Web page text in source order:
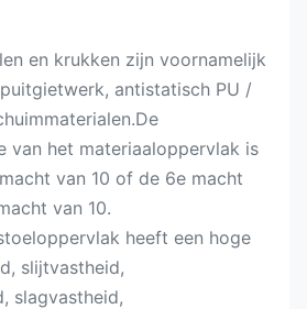
en krukken zijn voornamelijk
antistatisch PU /
van het materiaaloppervlak is
van 10 of de 6e macht
van 10.
heeft een hoge
slijtvastheid,
slagvastheid,